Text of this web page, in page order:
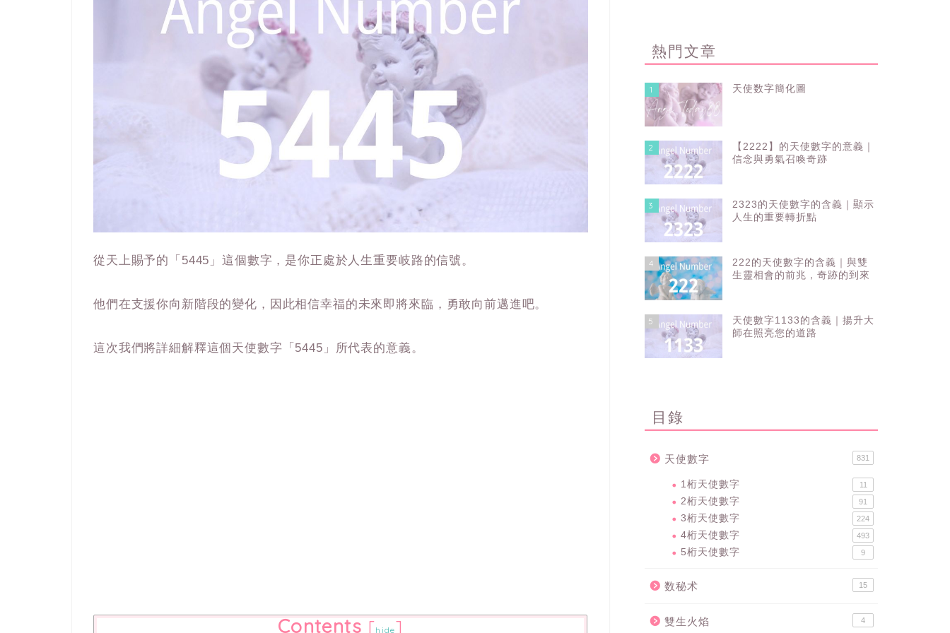
從天上賜予的「5445」這個數字，是你正處於人生重要岐路的信號。
他們在支援你向新階段的變化，因此相信幸福的未來即將來臨，勇敢向前邁進吧。
這次我們將詳細解釋這個天使數字「5445」所代表的意義。
Contents [hide]
熱門文章
1 天使数字簡化圖
2
【2222】的天使數字的意義｜
信念與勇氣召喚奇跡
3
2323的天使數字的含義｜顯示
人生的重要轉折點
4
222的天使數字的含義｜與雙
生靈相會的前兆，奇跡的到來
5
天使數字1133的含義｜揚升大
師在照亮您的道路
目錄
天使數字 831
1桁天使數字 11
2桁天使數字 91
3桁天使數字 224
4桁天使數字 493
5桁天使數字 9
数秘术 15
雙生火焰 4